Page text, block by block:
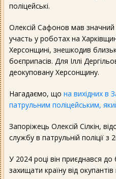
поліцейські.
Олексій Сафонов мав значний
участь у роботах на
Херсонщині, знешкодив
боєприпасів. Для Іллі
деокуповану Херсонщину.
Нагадаємо, що на вихідних в
патрульним поліцейським,
Запоріжець Олексій Сілкін,
службу в патрульній поліції з
У 2024 році він приєднався
захищати країну від